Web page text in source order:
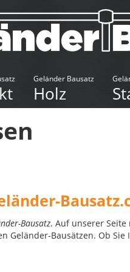
Geländer Bausatz
Holz
Bausatz. Auf unserer
Geländer-Bausätzen. Ob Sie